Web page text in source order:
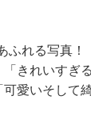
ふれる写真！
きれいすぎ
愛いそして